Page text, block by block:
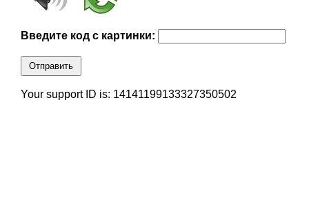
Введите код с картинки:
Отправить
Your support ID is: 14141199133327350502